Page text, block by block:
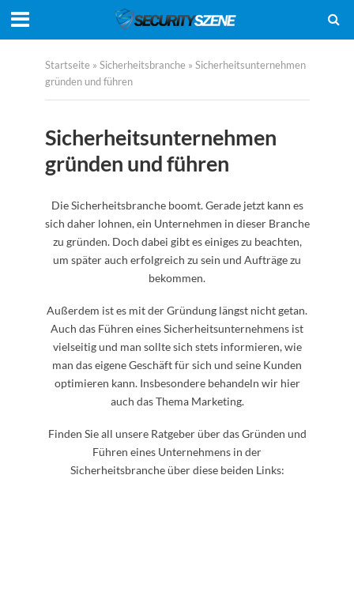
Startseite » Sicherheitsbranche » Sicherheitsunternehmen
gründen und führen
Sicherheitsunternehmen
gründen und führen
Die Sicherheitsbranche boomt. Gerade jetzt kann es
sich daher lohnen, ein Unternehmen in dieser Branche
zu gründen. Doch dabei gibt es einiges zu beachten,
um später auch erfolgreich zu sein und Aufträge zu
bekommen.
Außerdem ist es mit der Gründung längst nicht getan.
Auch das Führen eines Sicherheitsunternehmens ist
vielseitig und man sollte sich stets informieren, wie
man das eigene Geschäft für sich und seine Kunden
optimieren kann. Insbesondere behandeln wir hier
auch das Thema Marketing.
Finden Sie all unsere Ratgeber über das Gründen und
Führen eines Unternehmens in der
Sicherheitsbranche über diese beiden Links: